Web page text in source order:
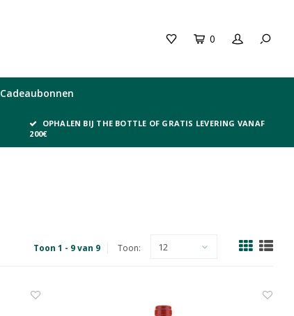
0
Cadeaubonnen
OPHALEN BIJ THE BOTTLE OF GRATIS LEVERING VANAF
200€
Toon 1 - 9 van 9 Toon: 12